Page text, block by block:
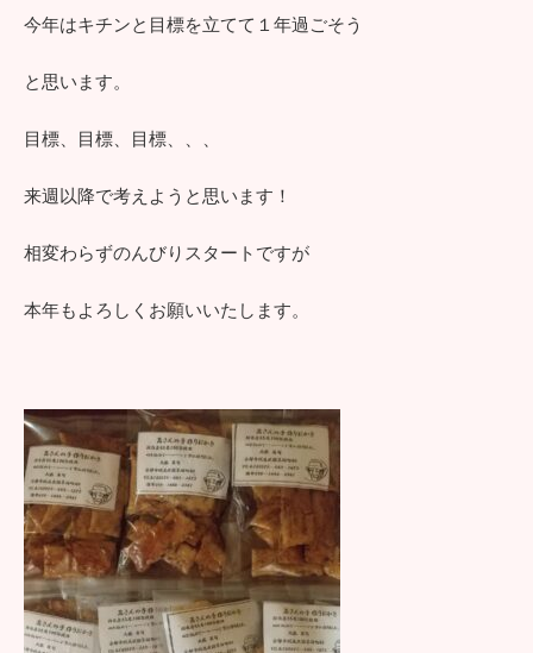
今年はキチンと目標を立てて１年過ごそう
と思います。
目標、目標、目標、、、
来週以降で考えようと思います！
相変わらずのんびりスタートですが
本年もよろしくお願いいたします。